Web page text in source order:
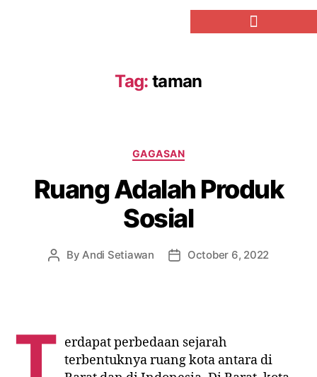
Tag: taman
GAGASAN
Ruang Adalah Produk
Sosial
By Andi Setiawan October 6, 2022
T erdapat perbedaan sejarah
terbentuknya ruang kota antara di